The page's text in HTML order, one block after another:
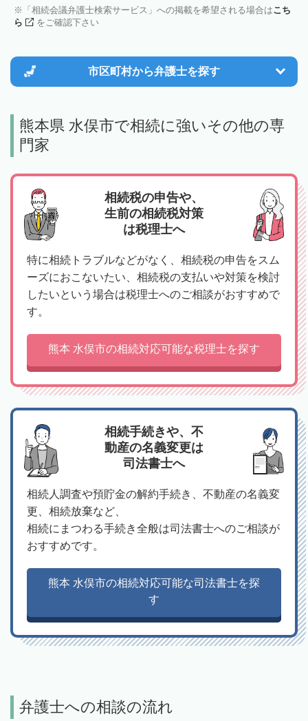
「相続会議弁護士検索サービス」への掲載を希望される場合はこち
ら
をご確認下さい
市区町村から弁護士を探す
熊本県 水俣市で相続に強いその他の専
門家
相続税の申告や、
生前の相続税対策
は税理士へ
特に相続トラブルなどがなく、相続税の申告をスム
ーズにおこないたい、相続税の支払いや対策を検討
したいという場合は税理士へのご相談がおすすめで
す。
熊本 水俣市の相続対応可能な税理士を探す
相続手続きや、不
動産の名義変更は
司法書士へ
相続人調査や預貯金の解約手続き、不動産の名義変
更、相続放棄など、
相続にまつわる手続き全般は司法書士へのご相談が
おすすめです。
熊本 水俣市の相続対応可能な司法書士を探
す
弁護士への相談の流れ